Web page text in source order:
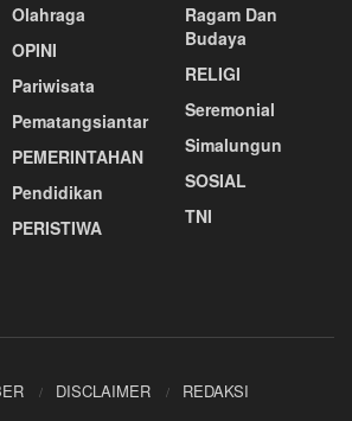
Olahraga
OPINI
Pariwisata
Pematangsiantar
PEMERINTAHAN
Pendidikan
PERISTIWA
Ragam Dan
Budaya
RELIGI
Seremonial
Simalungun
SOSIAL
TNI
DISCLAIMER REDAKSI